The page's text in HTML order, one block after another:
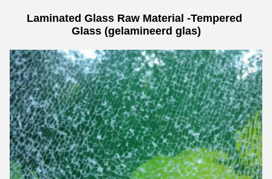
Laminated Glass Raw Material -Tempered
Glass (gelamineerd glas)